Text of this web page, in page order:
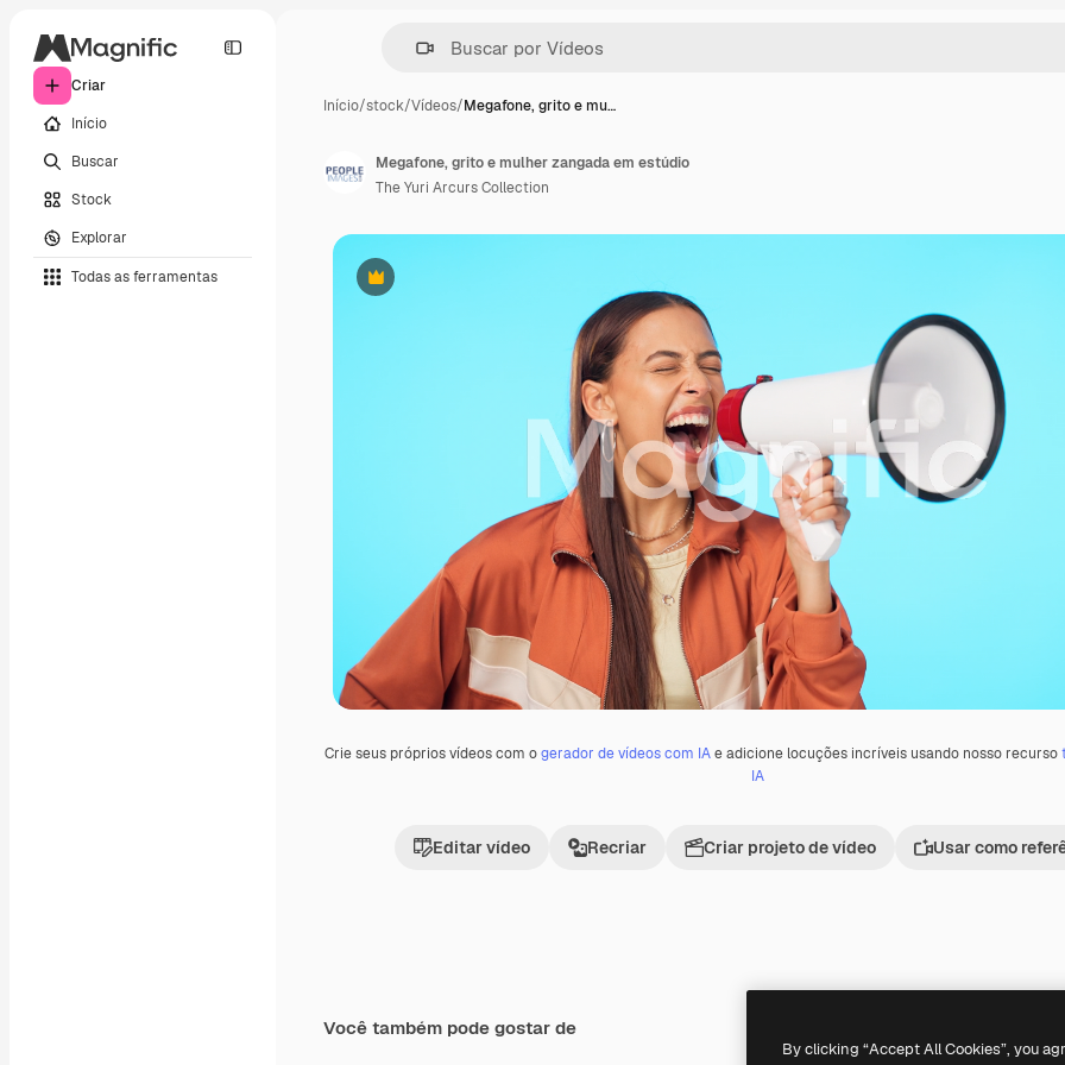
Criar
Início
Buscar
Stock
Explorar
Todas as ferramentas
Início/stock/Vídeos/Megafone, grito e mu…
Premium
Crie seus próprios vídeos com ogerador de vídeos com IAe adicione locuções incríveis usando nosso recurso
IA
Editar vídeo Recriar Criar projeto de vídeo Usar como
Megafone, grito e mulher zangada em estúdio
The Yuri Arcurs Collection
Você também pode gostar de
By clicking “Accept All Cookies”, you